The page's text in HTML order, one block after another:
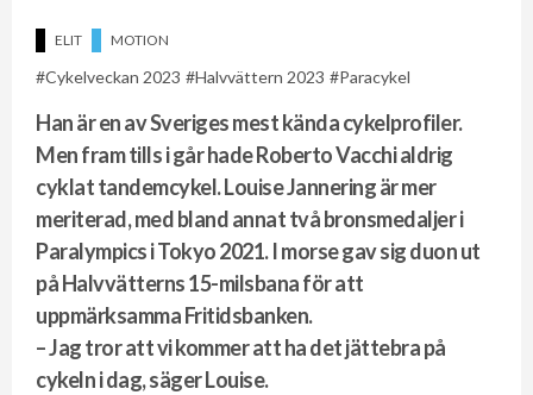
ELIT MOTION
Cykelveckan 2023 Halvvättern 2023 Paracykel
Han är en av Sveriges mest kända cykelprofiler.
Men fram tills i går hade Roberto Vacchi aldrig
cyklat tandemcykel. Louise Jannering är mer
meriterad, med bland annat två bronsmedaljer i
Paralympics i Tokyo 2021. I morse gav sig duon ut
på Halvvätterns 15-milsbana för att
uppmärksamma Fritidsbanken.
– Jag tror att vi kommer att ha det jättebra på
cykeln i dag, säger Louise.